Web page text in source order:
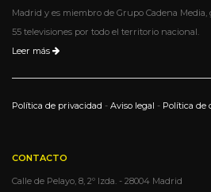
Madrid y es miembro de Grupo Cadena
55 televisiones por todo el territorio nacional.
Leer más
Política de privacidad - Aviso legal - Política de
CONTACTO
Calle de Pelayo, 8, 2º Izda. - 28004 Madrid